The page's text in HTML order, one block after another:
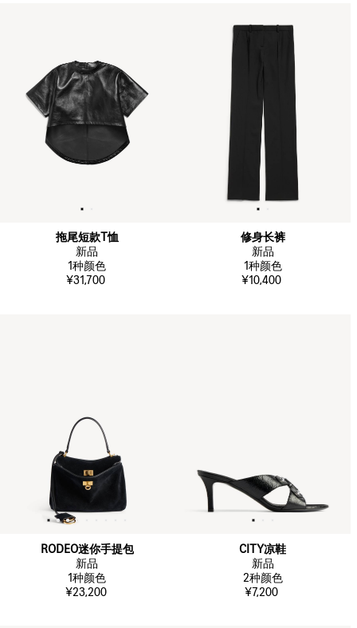
拖尾短款T恤
新品
1种颜色
¥31,700
修身长裤
新品
1种颜色
¥10,400
RODEO迷你手提包
新品
1种颜色
¥23,200
CITY凉鞋
新品
2种颜色
¥7,200